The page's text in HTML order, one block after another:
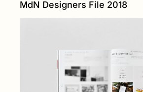
MdN Designers File 2018